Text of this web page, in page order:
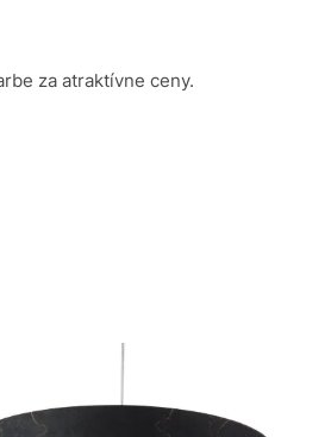
za atraktívne ceny.